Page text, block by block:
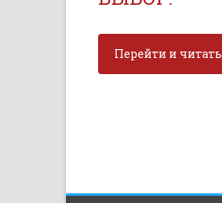
Перейти и